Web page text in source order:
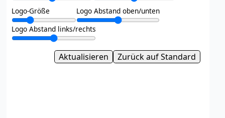
Logo-Größe
Logo Abstand oben/unten
Logo Abstand links/rechts
Aktualisieren Zurück auf Standard